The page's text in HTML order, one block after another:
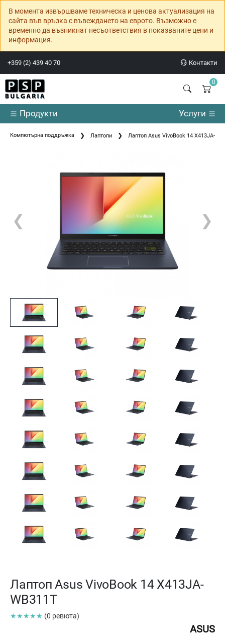
В момента извършваме техническа и ценова актуализация на
сайта във връзка с въвеждането на еврото. Възможно е
временно да възникнат несъответствия в показваните цени и
информация.
+359 (2) 439 40 70 Контакти
0
Продукти Услуги
Компютърна поддръжка Лаптопи Лаптоп Asus VivoBook 14 X413JA-
❮ ❯
Лаптоп Asus VivoBook 14 X413JA-
WB311T
★★★★★ (0 ревюта)
ASUS